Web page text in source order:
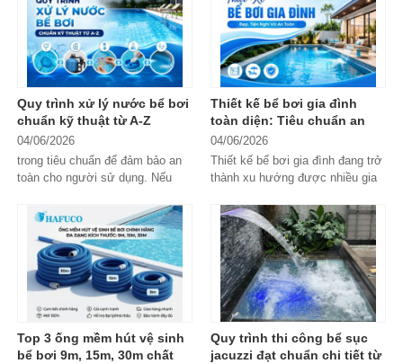
Quy trình xử lý nước bể bơi
chuẩn kỹ thuật từ A-Z
04/06/2026
trong tiêu chuẩn để đảm bảo an
toàn cho người sử dụng. Nếu
nước...
Thiết kế bể bơi gia đình
toàn diện: Tiêu chuẩn an
toàn và chi phí thi công
04/06/2026
Thiết kế bể bơi gia đình đang trở
thành xu hướng được nhiều gia
chất...
Top 3 ống mềm hút vệ sinh
bể bơi 9m, 15m, 30m chất
Quy trình thi công bể sục
jacuzzi đạt chuẩn chi tiết từ